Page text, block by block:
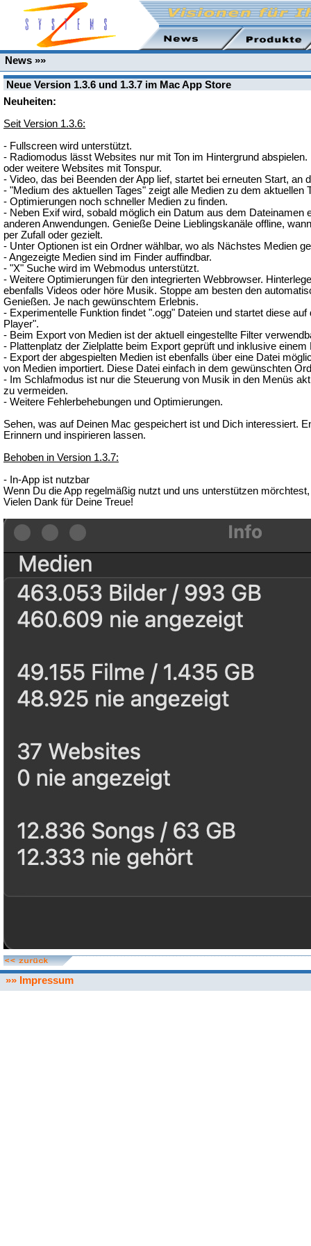
News »»
Neue Version 1.3.6 und 1.3.7 im Mac App Store
Neuheiten:
Seit Version 1.3.6:
- Fullscreen wird unterstützt.
- Radiomodus lässt Websites nur mit Ton im Hintergrund
oder weitere Websites mit Tonspur.
- Video, das bei Beenden der App lief, startet bei erneuten Start, an
- "Medium des aktuellen Tages" zeigt alle Medien zu dem aktuellen
- Optimierungen noch schneller Medien zu finden.
- Neben Exif wird, sobald möglich ein Datum aus dem Dateinamen
anderen Anwendungen. Genieße Deine Lieblingskanäle offline,
per Zufall oder gezielt.
- Unter Optionen ist ein Ordner wählbar, wo als Nächstes Medien
- Angezeigte Medien sind im Finder auffindbar.
- "X" Suche wird im Webmodus unterstützt.
- Weitere Optimierungen für den integrierten Webbrowser.
ebenfalls Videos oder höre Musik. Stoppe am besten den
Genießen. Je nach gewünschtem Erlebnis.
- Experimentelle Funktion findet ".ogg" Dateien und startet diese
Player".
- Beim Export von Medien ist der aktuell eingestellte Filter
- Plattenplatz der Zielplatte beim Export geprüft und inklusive einem
- Export der abgespielten Medien ist ebenfalls über eine Datei
von Medien importiert. Diese Datei einfach in dem gewünschten
- Im Schlafmodus ist nur die Steuerung von Musik in den Menüs
zu vermeiden.
- Weitere Fehlerbehebungen und Optimierungen.
Sehen, was auf Deinen Mac gespeichert ist und Dich interessiert.
Erinnern und inspirieren lassen.
Behoben in Version 1.3.7:
- In-App ist nutzbar
Wenn Du die App regelmäßig nutzt und uns unterstützen
Vielen Dank für Deine Treue!
»» Impressum